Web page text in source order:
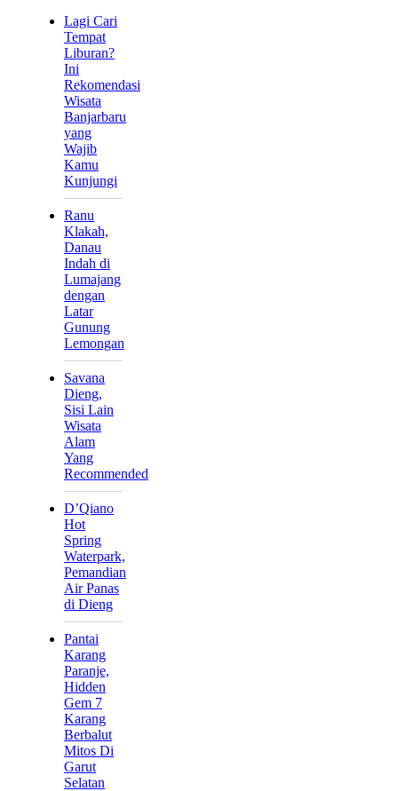
Lagi Cari
Tempat
Liburan?
Ini
Rekomendasi
Wisata
Banjarbaru
yang
Wajib
Kamu
Kunjungi
Ranu
Klakah,
Danau
Indah di
Lumajang
dengan
Latar
Gunung
Lemongan
Savana
Dieng,
Sisi Lain
Wisata
Alam
Yang
Recommended
D’Qiano
Hot
Spring
Waterpark,
Pemandian
Air Panas
di Dieng
Pantai
Karang
Paranje,
Hidden
Gem 7
Karang
Berbalut
Mitos Di
Garut
Selatan